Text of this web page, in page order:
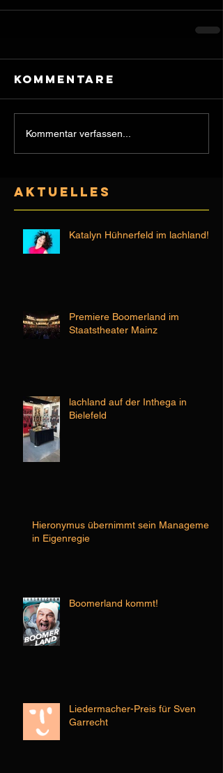
Kommentare
Kommentar verfassen...
AktuelleS
Katalyn Hühnerfeld im lachland!
Premiere Boomerland im
Staatstheater Mainz
lachland auf der Inthega in
Bielefeld
Hieronymus übernimmt sein Management
in Eigenregie
Boomerland kommt!
Liedermacher-Preis für Sven
Garrecht